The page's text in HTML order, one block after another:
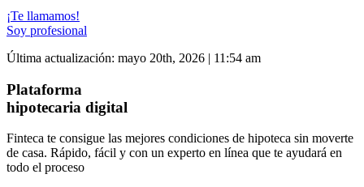
¡Te llamamos!
Soy profesional
Última actualización: mayo 20th, 2026 | 11:54 am
Plataforma
hipotecaria digital
Finteca te consigue las mejores condiciones de hipoteca sin moverte
de casa. Rápido, fácil y con un experto en línea que te ayudará en
todo el proceso